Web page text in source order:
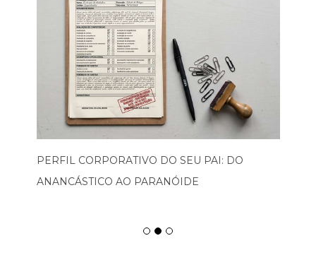
PERFIL CORPORATIVO DO SEU PAI: DO
ANANCÁSTICO AO PARANÓIDE